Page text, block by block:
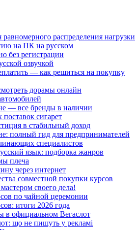
распределения нагрузки
на ПК на русском
без регистрации
озвучкой
— как решиться на покупку
дорамы онлайн
— все бренды в наличии
сигарет
в стабильный доход
полный гид для предпринимателей
специалистов
язык: подборка жанров
плеча
через интернет
совместной покупки курсов
своего дела!
по чайной церемонии
итоги 2026 года
официальном Вегаслот
що не пишуть у рекламі